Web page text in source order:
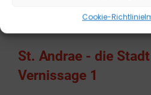
Cookie-Richtlinie
Vernissage 2
St. Andrae - die
Vernissage 1